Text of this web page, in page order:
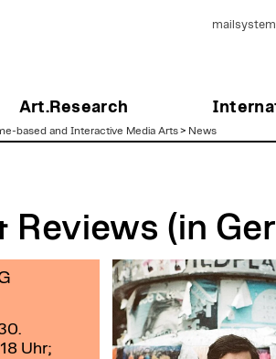
Art.Research
mailsystem
based and Interactive Media Arts> News
Reviews (in
Uhr;